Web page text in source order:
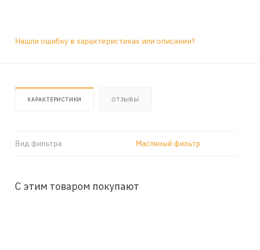
Нашли ошибку в характеристиках или описании?
ХАРАКТЕРИСТИКИ ОТЗЫВЫ
Вид фильтра Масляный фильтр
С этим товаром покупают